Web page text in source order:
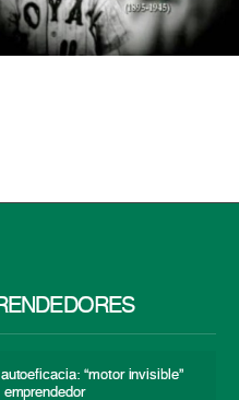
autoeficacia: “motor invisible”
emprendedor